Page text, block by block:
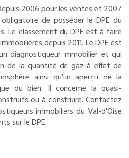
2006 pour les ventes et 2007
de posséder le DPE du
Le classement du DPE est à faire
depuis 2011. Le DPE est
diagnostiqueur immobilier et qui
de la quantité de gaz à effet de
ainsi qu'un aperçu de la
du bien. Il concerne la quasi-
ou à construire. Contactez
immobiliers du Val-d'Oise
sur le DPE.